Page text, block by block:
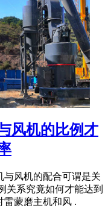
风机的比例才
与风机的配合可谓是关
关系究竟如何才能达到
雷蒙磨主机和风 .